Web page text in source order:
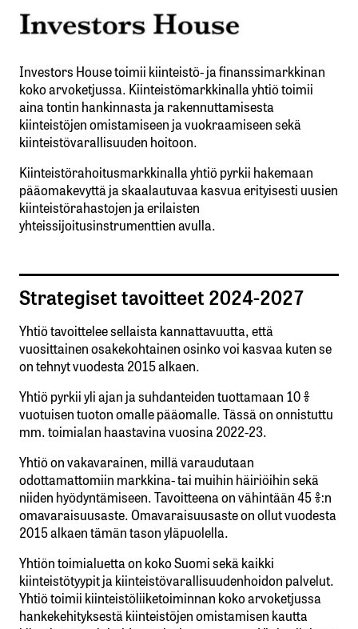
Investors House toimii kiinteistö- ja finanssimarkkinan
koko arvoketjussa. Kiinteistömarkkinalla yhtiö toimii
aina tontin hankinnasta ja rakennuttamisesta
kiinteistöjen omistamiseen ja vuokraamiseen sekä
kiinteistövarallisuuden hoitoon.
Kiinteistörahoitusmarkkinalla yhtiö pyrkii hakemaan
pääomakevyttä ja skaalautuvaa kasvua erityisesti uusien
kiinteistörahastojen ja erilaisten
yhteissijoitusinstrumenttien avulla.
Strategiset tavoitteet 2024-2027
Yhtiö tavoittelee sellaista kannattavuutta, että
vuosittainen osakekohtainen osinko voi kasvaa kuten se
on tehnyt vuodesta 2015 alkaen.
Yhtiö pyrkii yli ajan ja suhdanteiden tuottamaan 10 %
vuotuisen tuoton omalle pääomalle. Tässä on onnistuttu
mm. toimialan haastavina vuosina 2022-23.
Yhtiö on vakavarainen, millä varaudutaan
odottamattomiin markkina- tai muihin häiriöihin sekä
niiden hyödyntämiseen. Tavoitteena on vähintään 45 %:n
omavaraisuusaste. Omavaraisuusaste on ollut vuodesta
2015 alkaen tämän tason yläpuolella.
Yhtiön toimialuetta on koko Suomi sekä kaikki
kiinteistötyypit ja kiinteistövarallisuudenhoidon palvelut.
Yhtiö toimii kiinteistöliiketoiminnan koko arvoketjussa
hankekehityksestä kiinteistöjen omistamisen kautta